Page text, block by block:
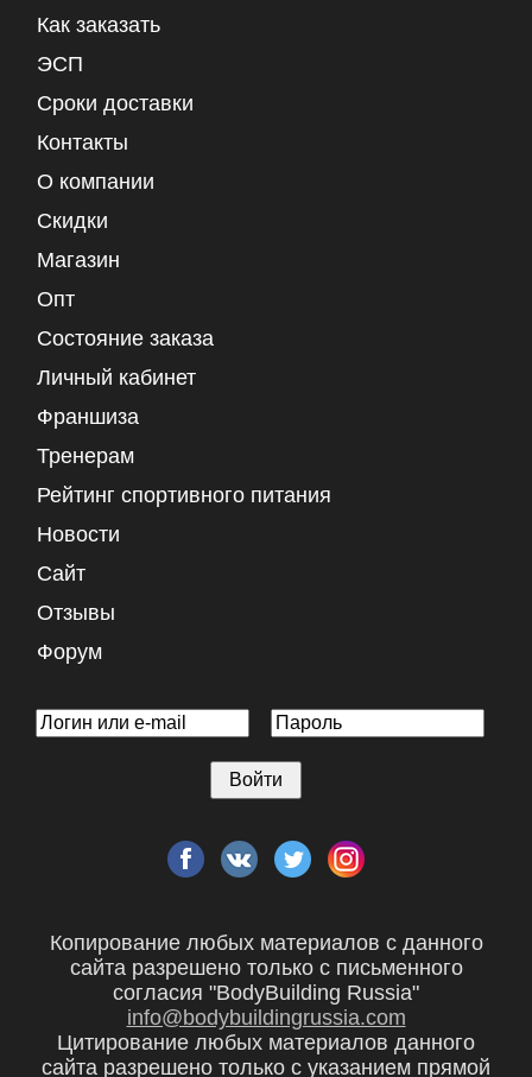
Как заказать
ЭСП
Сроки доставки
Контакты
О компании
Скидки
Магазин
Опт
Состояние заказа
Личный кабинет
Франшиза
Тренерам
Рейтинг спортивного питания
Новости
Сайт
Отзывы
Форум
Копирование любых материалов с данного
сайта разрешено только с письменного
согласия "BodyBuilding Russia"
info@bodybuildingrussia.com
Цитирование любых материалов данного
сайта разрешено только с указанием прямой